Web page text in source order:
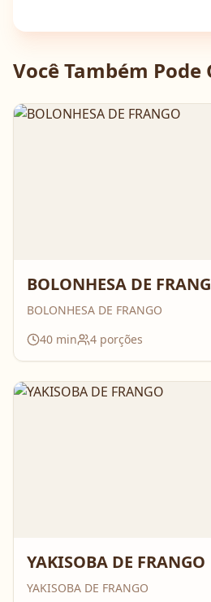
Você Também Pode
BOLONHESA DE
BOLONHESA DE FRANGO
40 min 4 porções
YAKISOBA DE FRANGO
YAKISOBA DE FRANGO